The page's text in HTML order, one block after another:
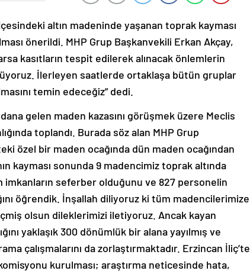
altın madeninde yaşanan toprak kayması
önerildi. MHP Grup Başkanvekili Erkan Akçay,
kasıtların tespit edilerek alınacak önlemlerin
İlerleyen saatlerde ortaklaşa bütün gruplar
temin edeceğiz” dedi.
gelen maden kazasını görüşmek üzere Meclis
toplandı. Burada söz alan MHP Grup
özel bir maden ocağında dün maden ocağından
kayması sonunda 9 madencimiz toprak altında
imkanların seferber olduğunu ve 827 personelin
öğrendik. İnşallah diliyoruz ki tüm madencilerimize
olsun dileklerimizi iletiyoruz. Ancak kayan
yaklaşık 300 dönümlük bir alana yayılmış ve
çalışmalarını da zorlaştırmaktadır. Erzincan İliç’te
kurulması; araştırma neticesinde hata,